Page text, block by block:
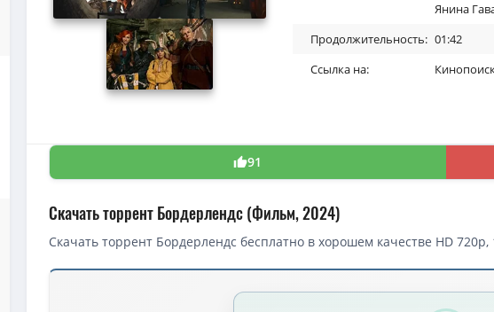
Янина
Продолжительность: 01:42
Ссылка на:
91
Скачать торрент Бордерлендс (Фильм, 2024)
Скачать торрент Бордерлендс бесплатно в хорошем качестве HD